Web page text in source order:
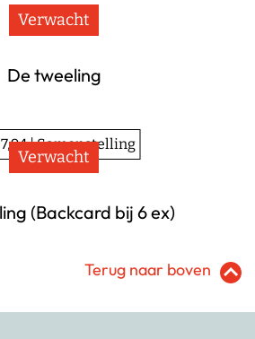
Verwacht
De tweeling
| Samenstelling
Verwacht
(Backcard bij 6 ex)
Terug naar boven